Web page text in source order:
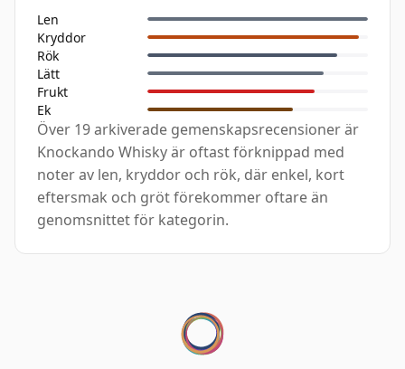
Len
Kryddor
Rök
Lätt
Frukt
Ek
Över 19 arkiverade gemenskapsrecensioner är
Knockando Whisky är oftast förknippad med
noter av len, kryddor och rök, där enkel, kort
eftersmak och gröt förekommer oftare än
genomsnittet för kategorin.